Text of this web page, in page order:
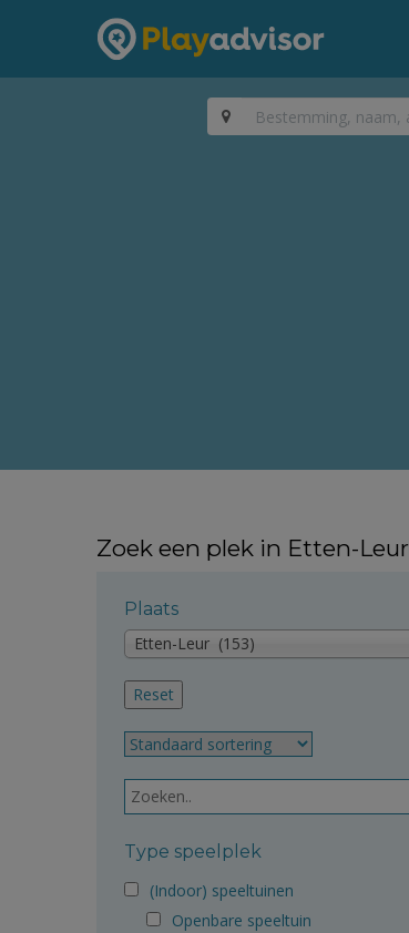
Zoek een plek in Etten-Leur
Plaats
Etten-Leur (153)
Type speelplek
(Indoor) speeltuinen
Openbare speeltuin